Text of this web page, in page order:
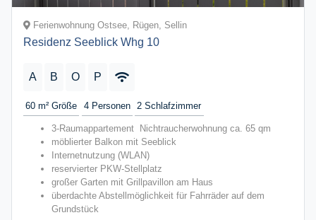
Ferienwohnung Ostsee, Rügen, Sellin
Residenz Seeblick Whg 10
A B O P
60 m² Größe 4 Personen 2 Schlafzimmer
3-Raumappartement Nichtraucherwohnung ca. 65 qm
möblierter Balkon mit Seeblick
Internetnutzung (WLAN)
reservierter PKW-Stellplatz
großer Garten mit Grillpavillon am Haus
überdachte Abstellmöglichkeit für Fahrräder auf dem
Grundstück